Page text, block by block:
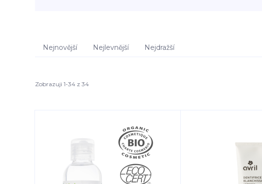
Nejnovější Nejlevnější Nejdražší
Zobrazuji 1-34 z 34